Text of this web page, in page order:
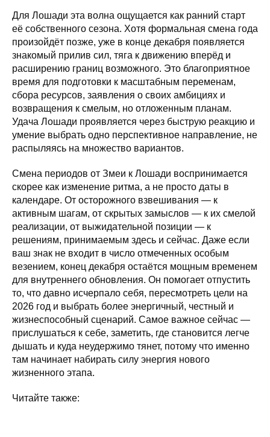
Для Лошади эта волна ощущается как ранний старт
её собственного сезона. Хотя формальная смена года
произойдёт позже, уже в конце декабря появляется
знакомый прилив сил, тяга к движению вперёд и
расширению границ возможного. Это благоприятное
время для подготовки к масштабным переменам,
сбора ресурсов, заявления о своих амбициях и
возвращения к смелым, но отложенным планам.
Удача Лошади проявляется через быструю реакцию и
умение выбрать одно перспективное направление, не
распыляясь на множество вариантов.
Смена периодов от Змеи к Лошади воспринимается
скорее как изменение ритма, а не просто даты в
календаре. От осторожного взвешивания — к
активным шагам, от скрытых замыслов — к их смелой
реализации, от выжидательной позиции — к
решениям, принимаемым здесь и сейчас. Даже если
ваш знак не входит в число отмеченных особым
везением, конец декабря остаётся мощным временем
для внутреннего обновления. Он помогает отпустить
то, что давно исчерпало себя, пересмотреть цели на
2026 год и выбрать более энергичный, честный и
жизнеспособный сценарий. Самое важное сейчас —
прислушаться к себе, заметить, где становится легче
дышать и куда неудержимо тянет, потому что именно
там начинает набирать силу энергия нового
жизненного этапа.
Читайте также: